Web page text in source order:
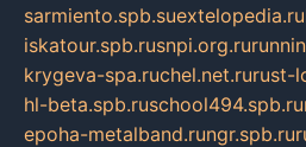
sarmiento.spb.suextelopedia.ru
iskatour.spb.rusnpi.org.ru
krygeva-spa.ruchel.net.rurust-
hl-beta.spb.ruschool494.spb.ru
epoha-metalband.rungr.spb.ru